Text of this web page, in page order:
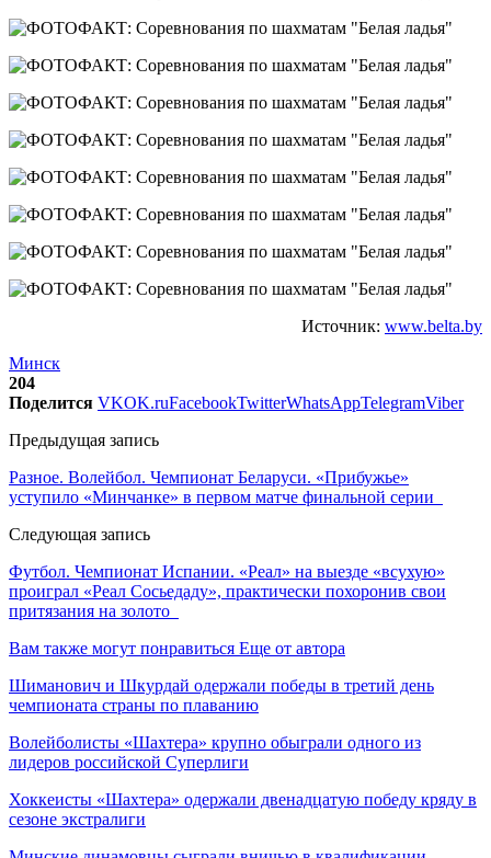
Источник: www.belta.by
Минск
204
Поделится VKOK.ruFacebookTwitterWhatsAppTelegramViber
Предыдущая запись
Разное. Волейбол. Чемпионат Беларуси. «Прибужье»
уступило «Минчанке» в первом матче финальной серии
Следующая запись
Футбол. Чемпионат Испании. «Реал» на выезде «всухую»
проиграл «Реал Сосьедаду», практически похоронив свои
притязания на золото
Вам также могут понравиться Еще от автора
Шиманович и Шкурдай одержали победы в третий день
чемпионата страны по плаванию
Волейболисты «Шахтера» крупно обыграли одного из
лидеров российской Суперлиги
Хоккеисты «Шахтера» одержали двенадцатую победу кряду в
сезоне экстралиги